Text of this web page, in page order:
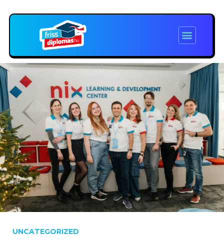
UNCATEGORIZED